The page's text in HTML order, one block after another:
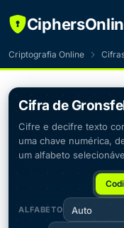
Criptografia Online
Cifra de
Cifre e decifre texto
uma chave numérica,
um alfabeto
ALFABETO Auto